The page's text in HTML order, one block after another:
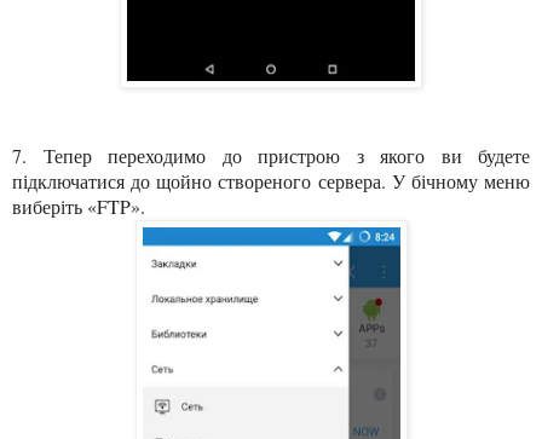
7. Тепер переходимо до пристрою з якого ви будете
підключатися до щойно створеного сервера. У бічному меню
виберіть «FTP».